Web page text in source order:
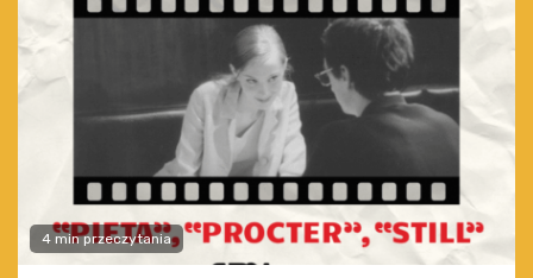
4 min przeczytania